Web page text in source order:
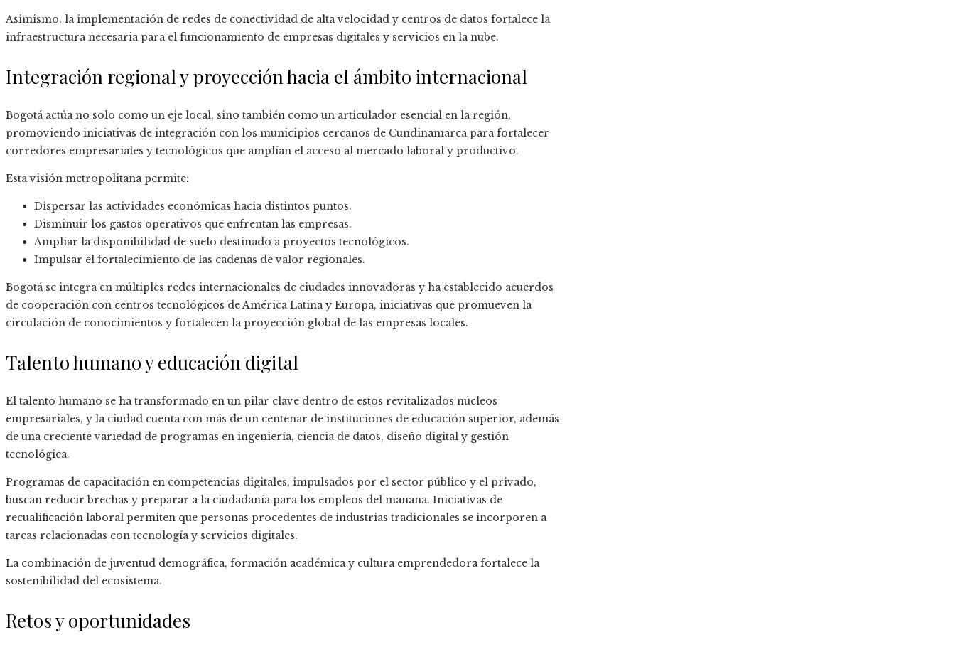
Asimismo, la implementación de redes de conectividad de alta velocidad y centros de datos fortalece la
infraestructura necesaria para el funcionamiento de empresas digitales y servicios en la nube.
Integración regional y proyección hacia el ámbito internacional
Bogotá actúa no solo como un eje local, sino también como un articulador esencial en la región,
promoviendo iniciativas de integración con los municipios cercanos de Cundinamarca para fortalecer
corredores empresariales y tecnológicos que amplían el acceso al mercado laboral y productivo.
Esta visión metropolitana permite:
Dispersar las actividades económicas hacia distintos puntos.
Disminuir los gastos operativos que enfrentan las empresas.
Ampliar la disponibilidad de suelo destinado a proyectos tecnológicos.
Impulsar el fortalecimiento de las cadenas de valor regionales.
Bogotá se integra en múltiples redes internacionales de ciudades innovadoras y ha establecido acuerdos
de cooperación con centros tecnológicos de América Latina y Europa, iniciativas que promueven la
circulación de conocimientos y fortalecen la proyección global de las empresas locales.
Talento humano y educación digital
El talento humano se ha transformado en un pilar clave dentro de estos revitalizados núcleos
empresariales, y la ciudad cuenta con más de un centenar de instituciones de educación superior, además
de una creciente variedad de programas en ingeniería, ciencia de datos, diseño digital y gestión
tecnológica.
Programas de capacitación en competencias digitales, impulsados por el sector público y el privado,
buscan reducir brechas y preparar a la ciudadanía para los empleos del mañana. Iniciativas de
recualificación laboral permiten que personas procedentes de industrias tradicionales se incorporen a
tareas relacionadas con tecnología y servicios digitales.
La combinación de juventud demográfica, formación académica y cultura emprendedora fortalece la
sostenibilidad del ecosistema.
Retos y oportunidades